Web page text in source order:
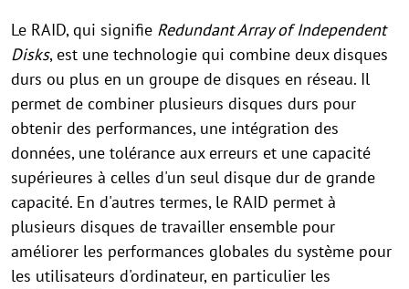
Le RAID, qui signifie Redundant Array of Independent
Disks, est une technologie qui combine deux disques
durs ou plus en un groupe de disques en réseau. Il
permet de combiner plusieurs disques durs pour
obtenir des performances, une intégration des
données, une tolérance aux erreurs et une capacité
supérieures à celles d'un seul disque dur de grande
capacité. En d'autres termes, le RAID permet à
plusieurs disques de travailler ensemble pour
améliorer les performances globales du système pour
les utilisateurs d'ordinateur, en particulier les